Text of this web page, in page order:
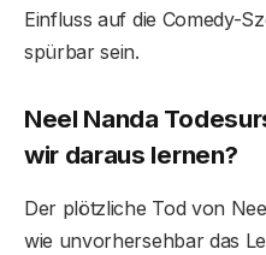
Einfluss auf die Comedy-
spürbar sein.
Neel Nanda
wir daraus lernen?
Der plötzliche Tod von
wie unvorhersehbar das